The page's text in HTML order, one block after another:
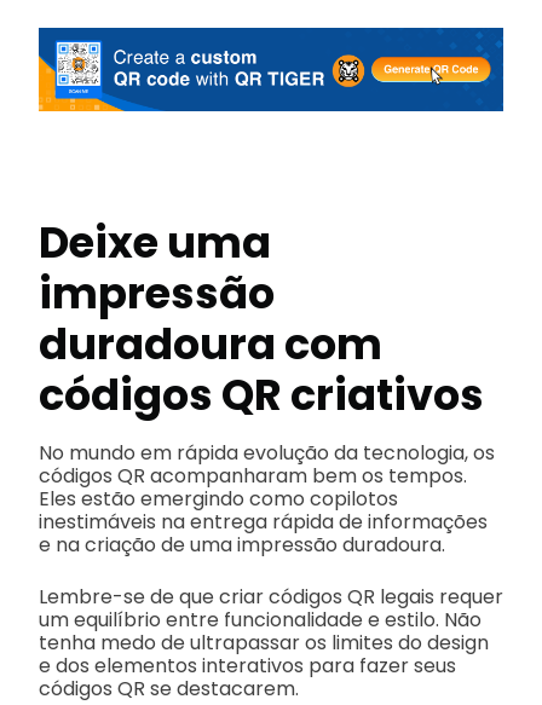
Deixe uma
impressão
duradoura com
códigos QR criativos
No mundo em rápida evolução da tecnologia, os
códigos QR acompanharam bem os tempos.
Eles estão emergindo como copilotos
inestimáveis na entrega rápida de informações
e na criação de uma impressão duradoura.
Lembre-se de que criar códigos QR legais requer
um equilíbrio entre funcionalidade e estilo. Não
tenha medo de ultrapassar os limites do design
e dos elementos interativos para fazer seus
códigos QR se destacarem.